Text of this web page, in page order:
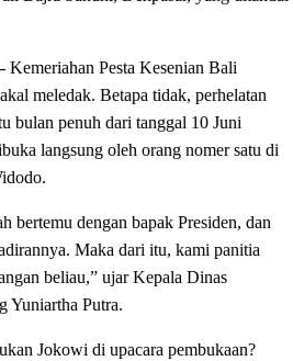
Kemeriahan Pesta Kesenian Bali
meledak. Betapa tidak, perhelatan
bulan penuh dari tanggal 10 Juni
langsung oleh orang nomer satu di
bertemu dengan bapak Presiden, dan
Maka dari itu, kami panitia
beliau,” ujar Kepala Dinas
Yuniartha Putra.
Jokowi di upacara pembukaan?